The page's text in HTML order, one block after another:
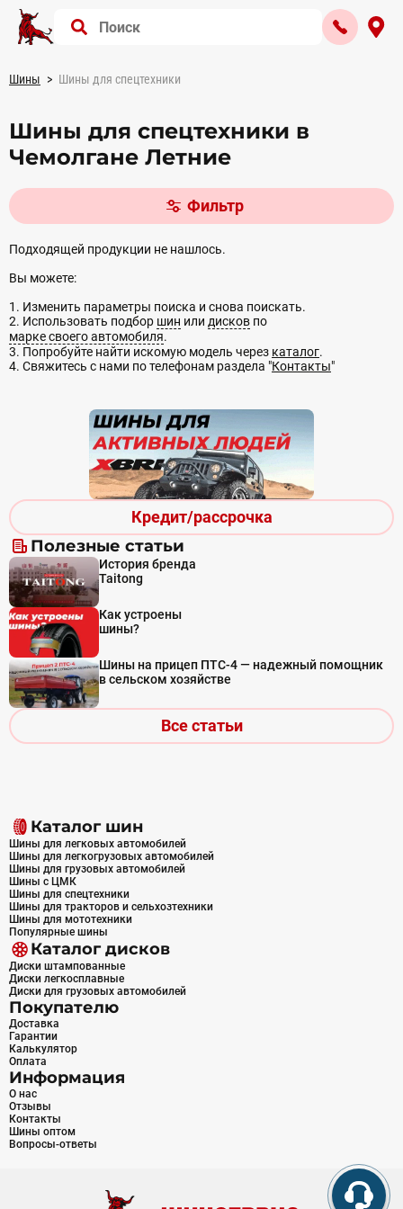
Шины Шины для спецтехники
Кредит/рассрочка
Полезные статьи
История бренда
Taitong
Как устроены
шины?
Шины на прицеп ПТС-4 — надежный помощник
в сельском хозяйстве
Все статьи
Шины для спецтехники в
Чемолгане Летние
Фильтр
Подходящей продукции не нашлось.
Вы можете:
1. Изменить параметры поиска и снова поискать.
2. Использовать подбор шин или дисков по
марке своего автомобиля.
3. Попробуйте найти искомую модель через каталог.
4. Свяжитесь с нами по телефонам раздела "Контакты"
Каталог шин
Шины для легковых автомобилей
Шины для легкогрузовых автомобилей
Шины для грузовых автомобилей
Шины с ЦМК
Шины для спецтехники
Шины для тракторов и сельхозтехники
Шины для мототехники
Популярные шины
Каталог дисков
Диски штампованные
Диски легкосплавные
Диски для грузовых автомобилей
Покупателю
Доставка
Гарантии
Калькулятор
Оплата
Информация
О нас
Отзывы
Контакты
Шины оптом
Вопросы-ответы